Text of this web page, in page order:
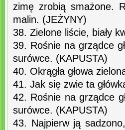
zimę zrobią smażone.
malin. (JEŻYNY)
38. Zielone liście, biały
39. Rośnie na grządce
surówce. (KAPUSTA)
40. Okrągła głowa
41. Jak się zwie ta
42. Rośnie na grządce
surówce. (KAPUSTA)
43. Najpierw ją